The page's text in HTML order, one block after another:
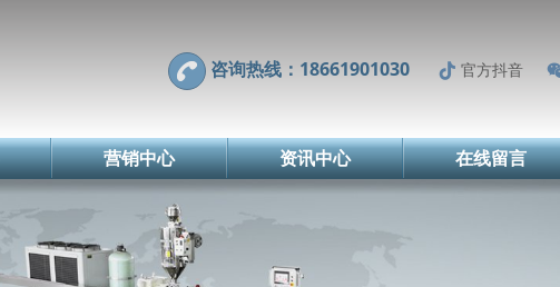
咨询热线：18661901030 官方抖音
营销中心 资讯中心 在线留言